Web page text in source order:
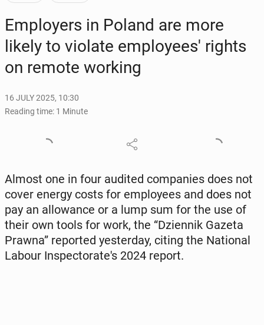
Em­ploy­ers in Poland are more
likely to violate em­ploy­ees' rights
on remote working
16 JULY 2025, 10:30
Reading time: 1 Minute
Almost one in four audited com­pa­nies does not
cover energy costs for em­ploy­ees and does not
pay an al­lowance or a lump sum for the use of
their own tools for work, the “Dzi­en­nik Gazeta
Prawna” re­port­ed yes­ter­day, citing the Na­tion­al
Labour In­spec­torate's 2024 report.